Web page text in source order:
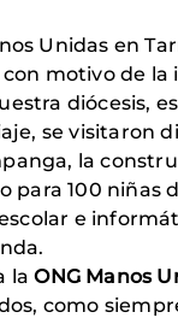
Unidas en
motivo de
diócesis,
se visitaron
la
100 niñas
e
laONG Manos
como